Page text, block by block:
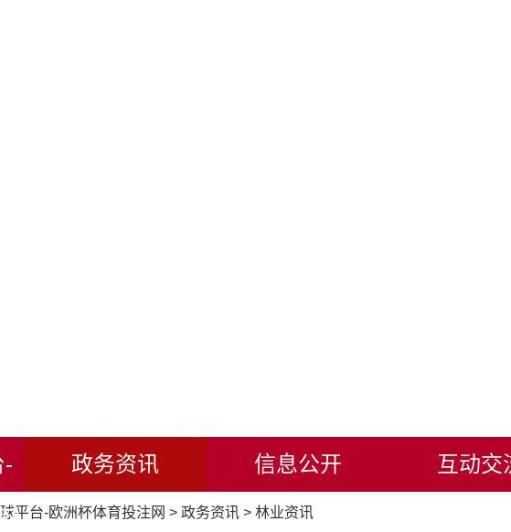
- 政务资讯 信息公开 互动交
平台-欧洲杯体育投注网 > 政务资讯 > 林业资讯